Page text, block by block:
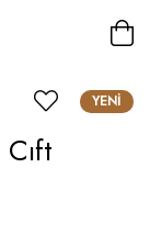
YENI